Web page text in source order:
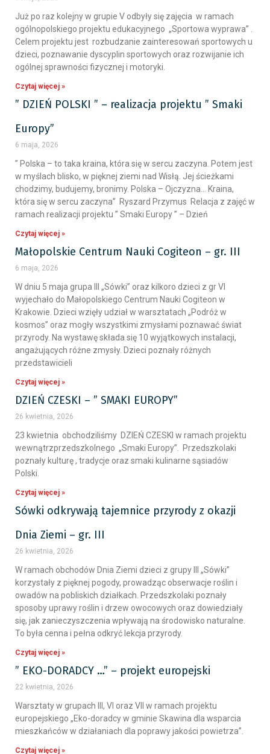
Już po raz kolejny w grupie V odbyły się zajęcia w ramach
ogólnopolskiego projektu edukacyjnego „Sportowa wyprawa” .
Celem projektu jest rozbudzanie zainteresowań sportowych u
dzieci, poznawanie dyscyplin sportowych oraz rozwijanie ich
ogólnej sprawności fizycznej i motoryki.
Czytaj więcej »
” DZIEŃ POLSKI ” – realizacja projektu ” Smaki
Europy”
6 maja, 2026
” Polska – to taka kraina, która się w sercu zaczyna. Potem jest
w myślach blisko, w pięknej ziemi nad Wisłą. Jej ścieżkami
chodzimy, budujemy, bronimy. Polska – Ojczyzna… Kraina,
która się w sercu zaczyna” Ryszard Przymus Relacja z zajęć w
ramach realizacji projektu ” Smaki Europy ” – Dzień
Czytaj więcej »
Małopolskie Centrum Nauki Cogiteon – gr. III
6 maja, 2026
W dniu 5 maja grupa III „Sówki” oraz kilkoro dzieci z gr VI
wyjechało do Małopolskiego Centrum Nauki Cogiteon w
Krakowie. Dzieci wzięły udział w warsztatach „Podróż w
kosmos” oraz mogły wszystkimi zmysłami poznawać świat
przyrody. Na wystawę składa się 10 wyjątkowych instalacji,
angażujących różne zmysły. Dzieci poznały różnych
przedstawicieli
Czytaj więcej »
DZIEŃ CZESKI – ” SMAKI EUROPY”
26 kwietnia, 2026
23 kwietnia obchodziliśmy DZIEŃ CZESKI w ramach projektu
wewnątrzprzedszkolnego „Smaki Europy”. Przedszkolaki
poznały kulturę , tradycje oraz smaki kulinarne sąsiadów
Polski.
Czytaj więcej »
Sówki odkrywają tajemnice przyrody z okazji
Dnia Ziemi – gr. III
26 kwietnia, 2026
W ramach obchodów Dnia Ziemi dzieci z grupy III „Sówki”
korzystały z pięknej pogody, prowadząc obserwacje roślin i
owadów na pobliskich działkach. Przedszkolaki poznały
sposoby uprawy roślin i drzew owocowych oraz dowiedziały
się, jak zanieczyszczenia wpływają na środowisko naturalne.
To była cenna i pełna odkryć lekcja przyrody.
Czytaj więcej »
” EKO-DORADCY …” – projekt europejski
22 kwietnia, 2026
Warsztaty w grupach III, VI oraz VII w ramach projektu
europejskiego „Eko-doradcy w gminie Skawina dla wsparcia
mieszkańców w działaniach dla poprawy jakości powietrza”.
Czytaj więcej »